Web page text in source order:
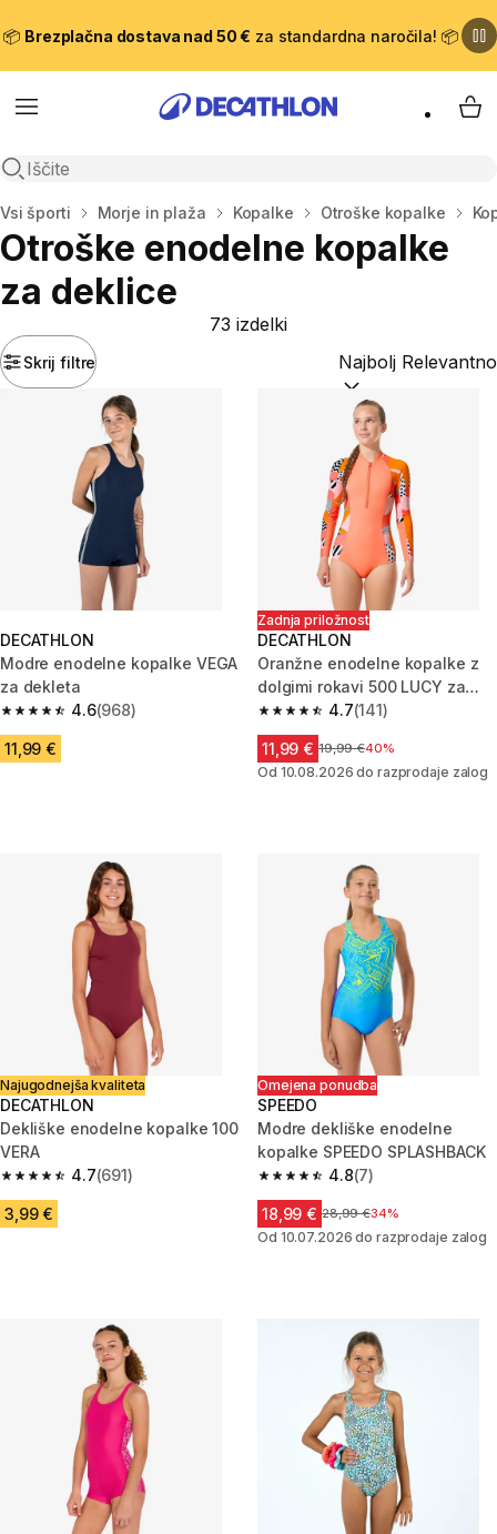
📦 Brezplačna dostava nad 50 € za standardna naročila! 📦
Meni
Odpri iskanje
Domov
Vsi športi Morje in plaža Kopalke Otroške kopalke
Otroške enodelne kopalke
za deklice
Skrij filtre
73 izdelki
Razvrsti po:
DECATHLON
Modre enodelne kopalke VEGA
za dekleta
4.6
4.6 od 5 zvezdic from 968 ocene
(968)
11,99 €
Zadnja priložnost
DECATHLON
Oranžne enodelne kopalke z
dolgimi rokavi 500 LUCY za
dekleta
4.7
4.7 od 5 zvezdic from 141
(141)
11,99 € Cena pred znižanjem
19,99 €40%
Od 10.08.2026 do razprodaje zalog
Najugodnejša kvaliteta
DECATHLON
Dekliške enodelne kopalke 100
VERA
4.7
4.7 od 5 zvezdic from 691 ocene
(691)
3,99 €
Omejena ponudba
SPEEDO
Modre dekliške enodelne
kopalke SPEEDO SPLASHBACK
4.8
4.8 od 5 zvezdic from 7 ocene
(7)
18,99 € Cena pred znižanjem
28,99 €34%
Od 10.07.2026 do razprodaje zalog